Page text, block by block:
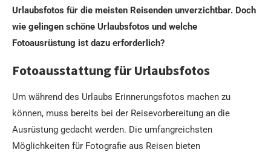
Urlaubsfotos für die meisten Reisenden unverzichtbar. Doch
wie gelingen schöne Urlaubsfotos und welche
Fotoausrüstung ist dazu erforderlich?
Fotoausstattung für Urlaubsfotos
Um während des Urlaubs Erinnerungsfotos machen zu
können, muss bereits bei der Reisevorbereitung an die
Ausrüstung gedacht werden. Die umfangreichsten
Möglichkeiten für Fotografie aus Reisen bieten